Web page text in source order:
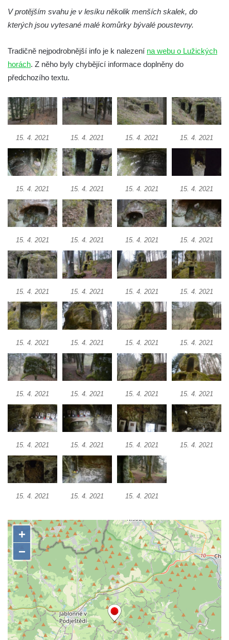
Skála Hrbolec (Piklštejn) u Rybniště
Boreč
Raná
Lenešický Chlum
Luž
Jeskyně Wildbrethöhle
Čertovo kopyto u Jezdecké cesty nad
Tuhnicemi v Karlových Varech
Vyhlídka Muchomůrka na Hostibejku v
Kralupech nad Vltavou
Vyhlídkový altán na Hostibejku v Kralupech
Vyhlídka Švýcárna nad Drnovcem u
Cvikova
Socha rytíře u vyhlídky Libverdských
pramenů v Lázních Libverda
Vyhlídka Libverdských pramenů v Lázních
Přebytek u Lázní Libverda
Vyhlídka Hejnické Madony u hřbitova v
Lázních Libverda
Vyhlídka Dobrého ducha MUHU u Obřího
sudu v Lázních Libverda
Vyhlídka Ptačí kámen u Vysoké Lípy
Slunečná brána
Schachtenstein
Milešovka
Radobýl
Švarcvaldská skalní brána ve Skalním
divadle u Hamru na Jezeře
Bořeňská vyhlídka na Radovesické výsypce
Geopark VlnoKam u Brozan nad Ohří
Jeskyně Pusté kostely u Svitavy
V protějším svahu je v lesíku několik menších skalek, do
kterých jsou vytesané malé komůrky bývalé poustevny.
Tradičně nejpodrobnější info je k nalezení na webu o Lužických
horách. Z něho byly chybějící informace doplněny do
předchozího textu.
15. 4. 2021 15. 4. 2021 15. 4. 2021 15. 4. 2021
15. 4. 2021 15. 4. 2021 15. 4. 2021 15. 4. 2021
15. 4. 2021 15. 4. 2021 15. 4. 2021 15. 4. 2021
15. 4. 2021 15. 4. 2021 15. 4. 2021 15. 4. 2021
15. 4. 2021 15. 4. 2021 15. 4. 2021 15. 4. 2021
15. 4. 2021 15. 4. 2021 15. 4. 2021 15. 4. 2021
15. 4. 2021 15. 4. 2021 15. 4. 2021 15. 4. 2021
15. 4. 2021 15. 4. 2021 15. 4. 2021